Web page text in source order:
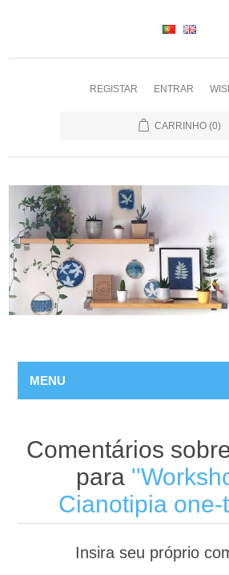
REGISTAR ENTRAR
CARRINHO (0)
MENU
Comentários
para
Cianotipia one-
Insira seu próprio